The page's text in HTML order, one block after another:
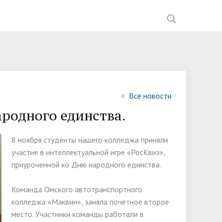
Материально-техническое
образовательного процесса.
Доступная среда
Вакантные места для приёма
Организация питания в
образовательной деятельности
необходимых для приема на
Приказы о зачислении
Рейтинг абитуриентов
Спортивный клуб "Атлант"
Обркредит в СПО
Все новости
единства.
8 ноября студенты нашего колледжа приняли
участие в интеллектуальной игре «РосКвиз»,
приуроченной ко Дню народного единства.
Команда Омского автотранспортного
колледжа «Маквин», заняла почетное второе
место. Участники команды работали в